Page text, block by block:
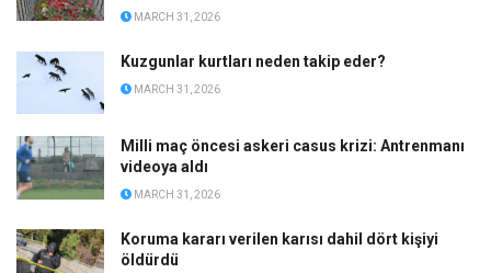
MARCH 31, 2026
Kuzgunlar kurtları neden takip eder?
MARCH 31, 2026
Milli maç öncesi askeri casus krizi: Antrenmanı
videoya aldı
MARCH 31, 2026
Koruma kararı verilen karısı dahil dört kişiyi
öldürdü